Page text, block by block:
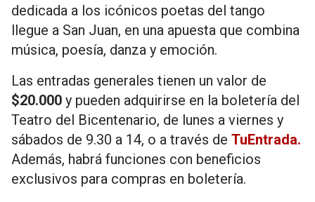
dedicada a los icónicos poetas del tango
llegue a San Juan, en una apuesta que combina
música, poesía, danza y emoción.
Las entradas generales tienen un valor de
$20.000 y pueden adquirirse en la boletería del
Teatro del Bicentenario, de lunes a viernes y
sábados de 9.30 a 14, o a través de TuEntrada.
Además, habrá funciones con beneficios
exclusivos para compras en boletería.